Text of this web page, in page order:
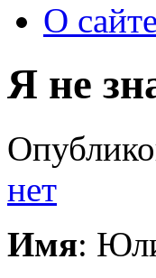
О сайте
Я не
нет
Имя: